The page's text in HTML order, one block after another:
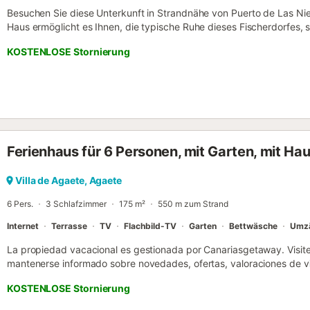
Besuchen Sie diese Unterkunft in Strandnähe von Puerto de Las
Haus ermöglicht es Ihnen, die typische Ruhe dieses Fischerdorfes,
Schlafzimmern - Balkon-Terrasse - Gemeinschaftspool. -
für den Pool vorhanden. - Voll ausgestattete Küche. - Kostenlose
TV. - Supermarkt und Restaurant nur wenige Meter entfernt. - 5
Promenade zu besuchen, die Ruhe und das gute Klima zu
KOSTENLOSE Stornierung
Ferienhaus für 6 Personen, mit Garten, mit
Villa de Agaete, Agaete
6 Pers. 3 Schlafzimmer 175 m² 550 m zum Strand
Internet Terrasse TV Flachbild-TV Garten Bettwäsche
La propiedad vacacional es gestionada por Canariasgetaway.
mantenerse informado sobre novedades, ofertas, valoraciones de
con tres amplios dormitorios, hamacas, zonas de sombra, ducha
azotea con fantásticas vistas al Parque Natural de Tamadaba.
KOSTENLOSE Stornierung